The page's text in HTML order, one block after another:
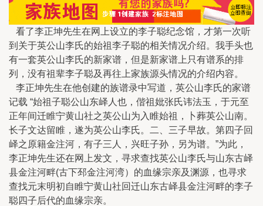
看了李正坤先生在网上设立的李子聪纪念馆，才第一次听
到关于英公山李氏的始祖李子聪的相关情况介绍。我手头也
有一套英公山李氏的新家谱，但是新家谱上只有谱系的排
列，没有祖辈李子聪及再往上家族源头情况的介绍内容。
李正坤先生在他创建的族谱录中写道，英公山李氏的家谱
记载 “始祖子聪公山东峄人也，偕祖妣张氏讳法玉，于元至
正年间迁睢宁黄山社之英公山为入睢始祖，卜葬英公山南。
长子文达留睢，遂为英公山李氏。二、三子早故。第四子回
峄之原籍金注河，有子三人，兴旺子孙，另为谱。”为此，
李正坤先生还在网上发文，寻求查找英公山李氏与山东古峄
县金注河畔(古下邳金注河湾）的血缘宗亲及渊源，也寻求
查找元末明初自睢宁黄山社回迁山东古峄县金注河畔的李子
聪四子后代的血缘宗亲。